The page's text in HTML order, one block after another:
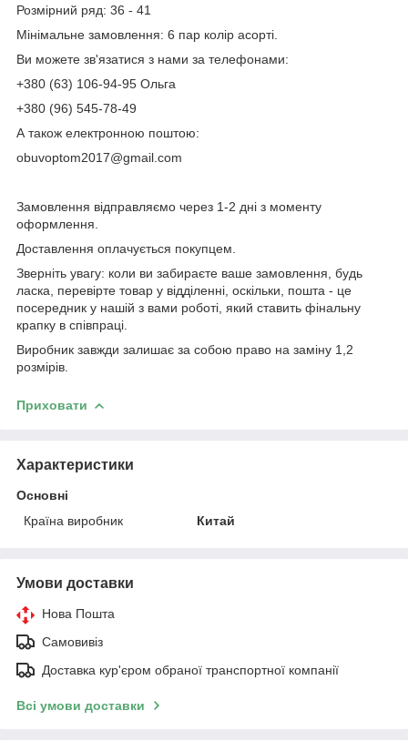
Розмірний ряд: 36 - 41
Мінімальне замовлення: 6 пар колір асорті.
Ви можете зв'язатися з нами за телефонами:
+380 (63) 106-94-95 Ольга
+380 (96) 545-78-49
А також електронною поштою:
obuvoptom2017@gmail.com
Замовлення відправляємо через 1-2 дні з моменту
оформлення.
Доставлення оплачується покупцем.
Зверніть увагу: коли ви забираєте ваше замовлення, будь
ласка, перевірте товар у відділенні, оскільки, пошта - це
посередник у нашій з вами роботі, який ставить фінальну
крапку в співпраці.
Виробник завжди залишає за собою право на заміну 1,2
розмірів.
Приховати
Характеристики
Основні
Країна виробник
Китай
Умови доставки
Нова Пошта
Самовивіз
Доставка кур'єром обраної транспортної компанії
Всі умови доставки